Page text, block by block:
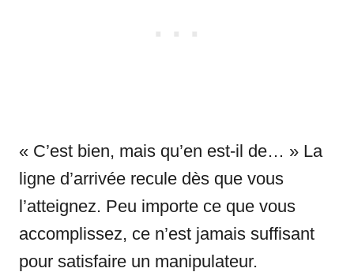
« C’est bien, mais qu’en est-il de… » La
ligne d’arrivée recule dès que vous
l’atteignez. Peu importe ce que vous
accomplissez, ce n’est jamais suffisant
pour satisfaire un manipulateur.